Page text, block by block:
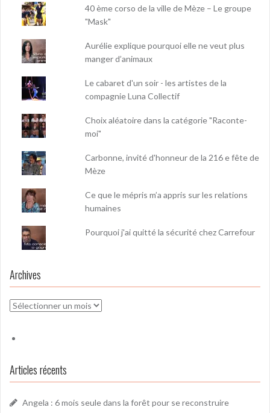
40 ème corso de la ville de Mèze – Le groupe
"Mask"
Aurélie explique pourquoi elle ne veut plus
manger d’animaux
Le cabaret d'un soir - les artistes de la
compagnie Luna Collectif
Choix aléatoire dans la catégorie "Raconte-
moi"
Carbonne, invité d'honneur de la 216 e fête de
Mèze
Ce que le mépris m’a appris sur les relations
humaines
Pourquoi j'ai quitté la sécurité chez Carrefour
Archives
Archives
Articles récents
Angela : 6 mois seule dans la forêt pour se reconstruire